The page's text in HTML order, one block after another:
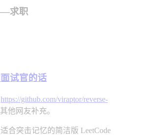
求职
试官的话
https://github.com/viraptor/reverse-
他网友补充。
合突击记忆的简洁版 LeetCode